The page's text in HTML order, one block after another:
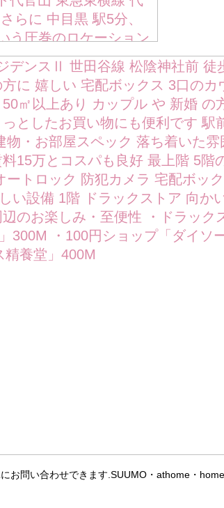
お問い合わせできます.SUUMO・athome・